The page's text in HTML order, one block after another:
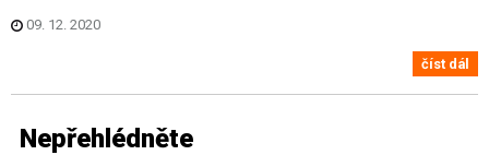
09. 12. 2020
číst dál
Nepřehlédněte